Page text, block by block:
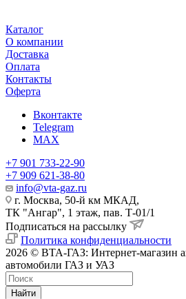
Каталог
О компании
Доставка
Оплата
Контакты
Оферта
Вконтакте
Telegram
MAX
+7 901 733-22-90
+7 909 621-38-80
info@vta-gaz.ru
г. Москва, 50-й км МКАД,
ТК "Ангар", 1 этаж, пав. Т-01/1
Подписаться на рассылку
Политика конфиденциальности
2026 © ВТА-ГАЗ: Интернет-магазин
автомобили ГАЗ и УАЗ
Найти